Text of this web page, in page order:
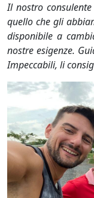
Il nostro
quello che gli
disponibile a
nostre esigenze.
Impeccabili, li